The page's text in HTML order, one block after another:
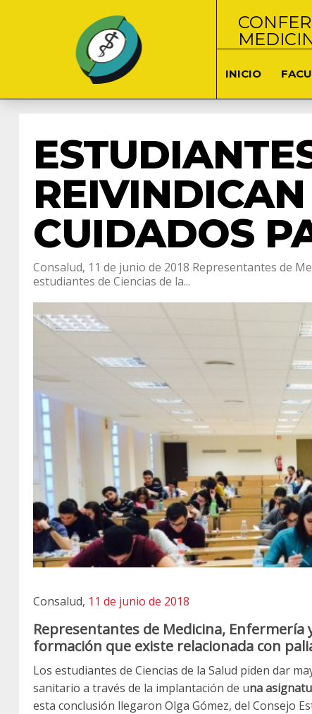
INICIO
CUIDADOS
Consalud, 11 de junio de 2018 Representantes de
estudiantes de Ciencias de la...
Consalud, 11 de junio de 2018
Representantes de Medicina,
formación que existe relacionada con
Los estudiantes de Ciencias de la Salud piden dar
sanitario a través de la implantación de una
esta conclusión llegaron Olga Gómez, del Consejo